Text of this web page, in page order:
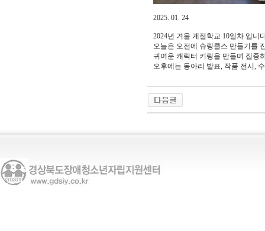
2025. 01. 24
2024년 겨울 계절학교 10일차 입니
오늘은 오전에 슈링클스 만들기를
귀여운 캐릭터 키링을 만들며 집중
오후에는 동아리 발표, 작품 전시,